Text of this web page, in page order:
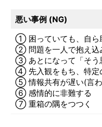
悪い事例 (NG)
① 困っていても、自ら
② 問題を一人で抱え込
③ あとになって「そう
④ 先入観をもち、特定
⑤ 情報共有が遅い(言
⑥ 感情的に非難する
⑦ 重箱の隅をつつく